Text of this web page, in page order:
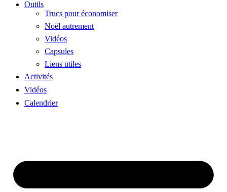
Outils
Trucs pour économiser
Noël autrement
Vidéos
Capsules
Liens utiles
Activités
Vidéos
Calendrier